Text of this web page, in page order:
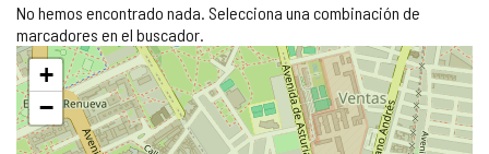
No hemos encontrado nada. Selecciona una combinación de
marcadores en el buscador.
Saltar
mapa
+
−